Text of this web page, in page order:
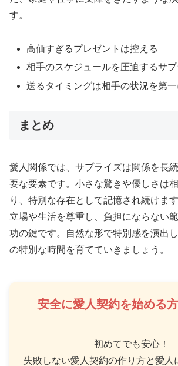
す。
高価すぎるプレゼントは控える
相手のスケジュールを圧迫するサ
送るタイミングは相手の状況を第
まとめ
愛人関係では、サプライズは関係を長
要な要素です。小さな驚きや優しさは
り、特別な存在として記憶され続けま
立場や生活を尊重し、負担にならない
功の鍵です。自然な形で特別感を演出
の特別な時間を育てていきましょう。
安全に愛人契約を始める
初めてでも安心！
失敗しない愛人契約の作り方と愛人